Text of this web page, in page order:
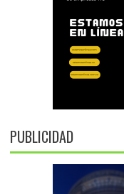
PUBLICIDAD